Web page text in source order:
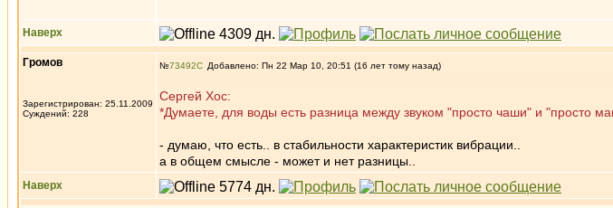
Наверх
Громов
Зарегистрирован: 25.11.2009
Суждений: 228
№73492 Добавлено: Пн 22 Мар 10, 20:51 (16 лет тому назад)
Сергей Хос:
*Думаете, для воды есть разница между звуком "просто чаши" и "просто
- думаю, что есть.. в стабильности характеристик вибрации..
а в общем смысле - может и нет разницы..
Наверх